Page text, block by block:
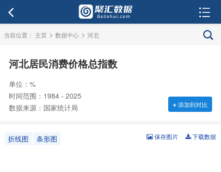
当前位置： 主页 > 数据中心 > 河北
河北居民消费价格总指数
单位：%
时间范围：1984 - 2025
数据来源：国家统计局
+添加到对比
折线图 条形图 下载数据
保存图片